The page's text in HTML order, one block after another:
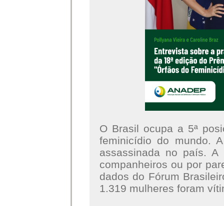
O Brasil ocupa a 5ª
feminicídio do mundo.
assassinada no país.
companheiros ou por
dados do Fórum
1.319 mulheres foram